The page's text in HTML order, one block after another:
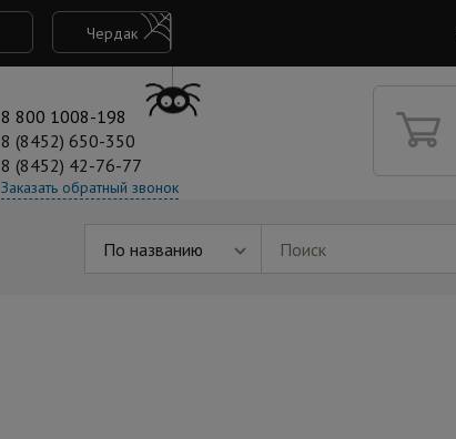
Чердак
8 800 1008-198
8 (8452) 650-350
8 (8452) 42-76-77
Заказать обратный звонок
По названию